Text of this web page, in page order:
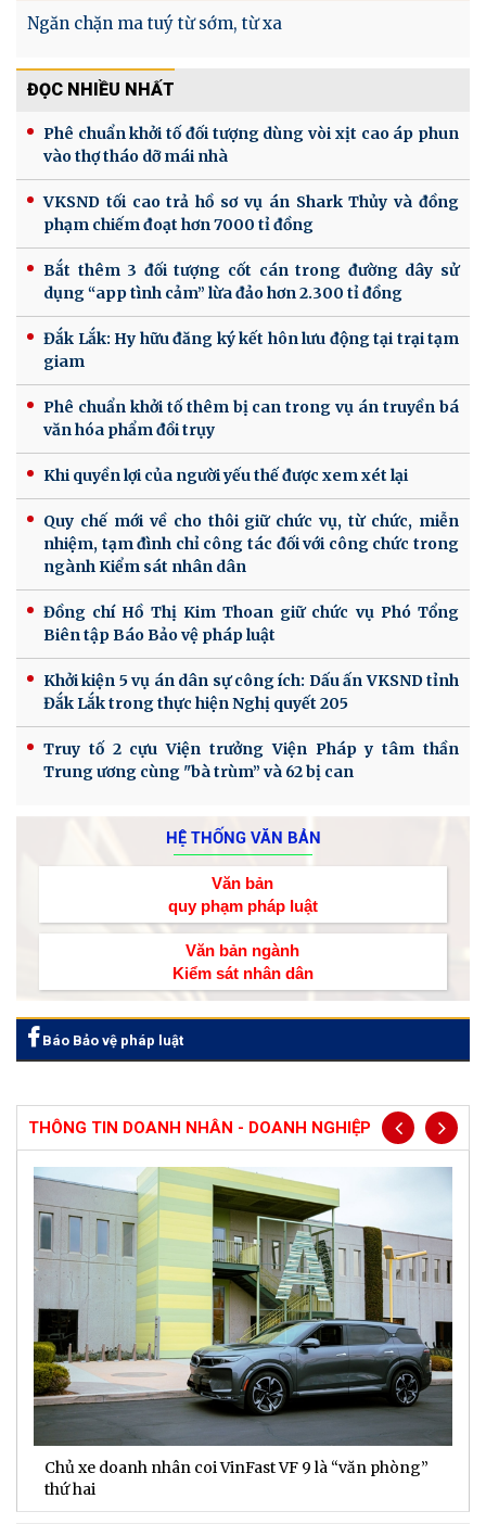
Ngăn chặn ma tuý từ sớm, từ xa
ĐỌC NHIỀU NHẤT
Phê chuẩn khởi tố đối tượng dùng vòi xịt cao áp phun
vào thợ tháo dỡ mái nhà
VKSND tối cao trả hồ sơ vụ án Shark Thủy và đồng
phạm chiếm đoạt hơn 7000 tỉ đồng
Bắt thêm 3 đối tượng cốt cán trong đường dây sử
dụng “app tình cảm” lừa đảo hơn 2.300 tỉ đồng
Đắk Lắk: Hy hữu đăng ký kết hôn lưu động tại trại tạm
giam
Phê chuẩn khởi tố thêm bị can trong vụ án truyền bá
văn hóa phẩm đồi trụy
Khi quyền lợi của người yếu thế được xem xét lại
Quy chế mới về cho thôi giữ chức vụ, từ chức, miễn
nhiệm, tạm đình chỉ công tác đối với công chức trong
ngành Kiểm sát nhân dân
Đồng chí Hồ Thị Kim Thoan giữ chức vụ Phó Tổng
Biên tập Báo Bảo vệ pháp luật
Khởi kiện 5 vụ án dân sự công ích: Dấu ấn VKSND tỉnh
Đắk Lắk trong thực hiện Nghị quyết 205
Truy tố 2 cựu Viện trưởng Viện Pháp y tâm thần
Trung ương cùng "bà trùm” và 62 bị can
HỆ THỐNG VĂN BẢN
Văn bản
quy phạm pháp luật
Văn bản ngành
Kiểm sát nhân dân
Báo Bảo vệ pháp luật
THÔNG TIN DOANH NHÂN - DOANH NGHIỆP
Chủ xe doanh nhân coi VinFast VF 9 là “văn phòng”
thứ hai